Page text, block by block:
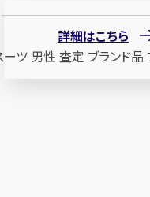
詳細はこちら